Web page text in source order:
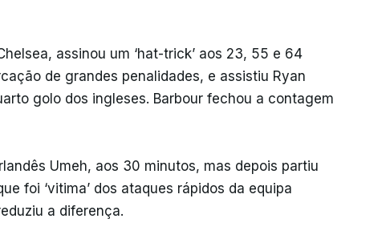
assinou um ‘hat-trick’ aos 23, 55 e 64
de grandes penalidades, e assistiu Ryan
golo dos ingleses. Barbour fechou a contagem
Umeh, aos 30 minutos, mas depois partiu
foi ‘vitima’ dos ataques rápidos da equipa
a diferença.